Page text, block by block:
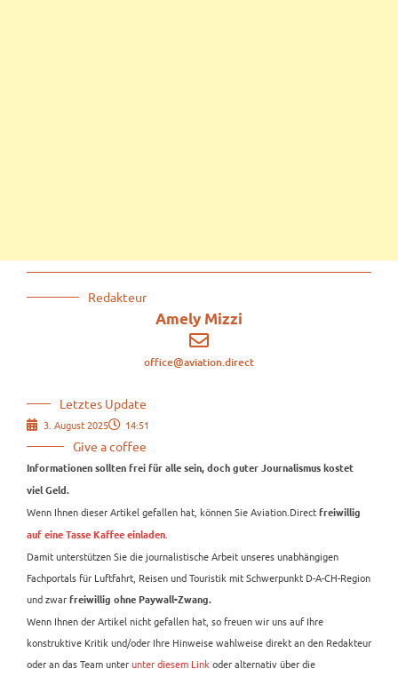
Redakteur
Amely Mizzi
office@aviation.direct
Letztes Update
3. August 2025 14:51
Give a coffee
Informationen sollten frei für alle sein, doch guter Journalismus kostet
viel Geld.
Wenn Ihnen dieser Artikel gefallen hat, können Sie Aviation.Direct freiwillig
auf eine Tasse Kaffee einladen.
Damit unterstützen Sie die journalistische Arbeit unseres unabhängigen
Fachportals für Luftfahrt, Reisen und Touristik mit Schwerpunkt D-A-CH-Region
und zwar freiwillig ohne Paywall-Zwang.
Wenn Ihnen der Artikel nicht gefallen hat, so freuen wir uns auf Ihre
konstruktive Kritik und/oder Ihre Hinweise wahlweise direkt an den Redakteur
oder an das Team unterunter diesem Linkoder alternativ über die